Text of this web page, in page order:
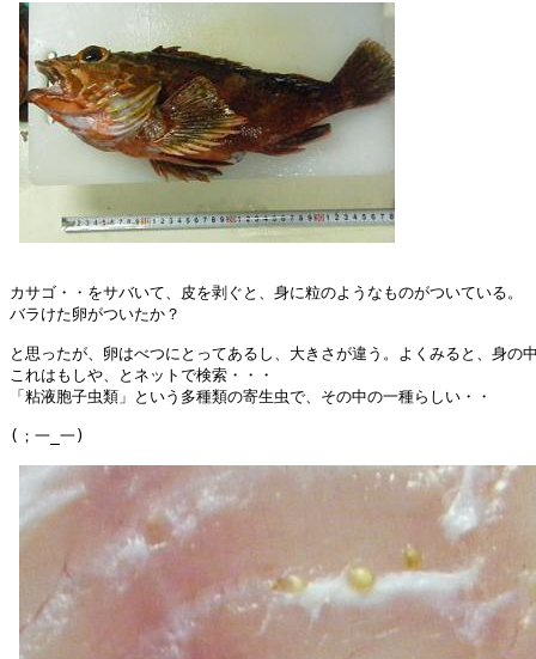
カサゴ・・をサバいて、皮を剥ぐと、身に粒のようなものがついている。
バラけた卵がついたか？
と思ったが、卵はべつにとってあるし、大きさが違う。よくみると、身の
これはもしや、とネットで検索・・・
「粘液胞子虫類」という多種類の寄生虫で、その中の一種らしい・・
(；一_一)